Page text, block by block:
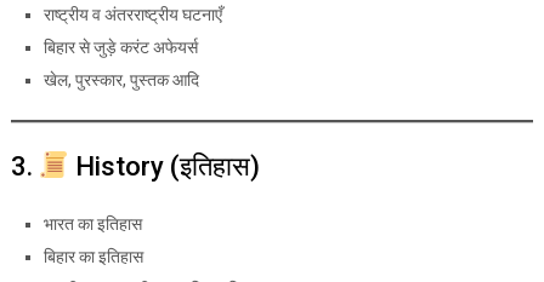
राष्ट्रीय व अंतरराष्ट्रीय घटनाएँ
बिहार से जुड़े करंट अफेयर्स
खेल, पुरस्कार, पुस्तक आदि
3. History (इतिहास)
भारत का इतिहास
बिहार का इतिहास